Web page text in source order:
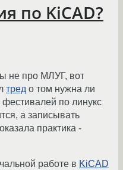
по KiCAD?
не про МЛУГ, вот
тред о том нужна ли
по линукс
а записывать
практика -
работе в KiCAD